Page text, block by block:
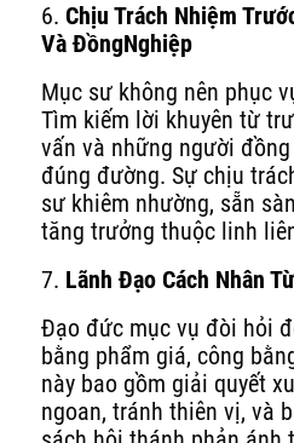
6. Chịu Trách Nhiệm
Và ĐồngNghiệp
Mục sư không nên phục
Tìm kiếm lời khuyên từ
vấn và những người
đúng đường. Sự chịu
sư khiêm nhường, sẵn
tăng trưởng thuộc linh
7. Lãnh Đạo Cách Nhân
Đạo đức mục vụ đòi hỏi
bằng phẩm giá, công
này bao gồm giải quyết
ngoan, tránh thiên vị, và